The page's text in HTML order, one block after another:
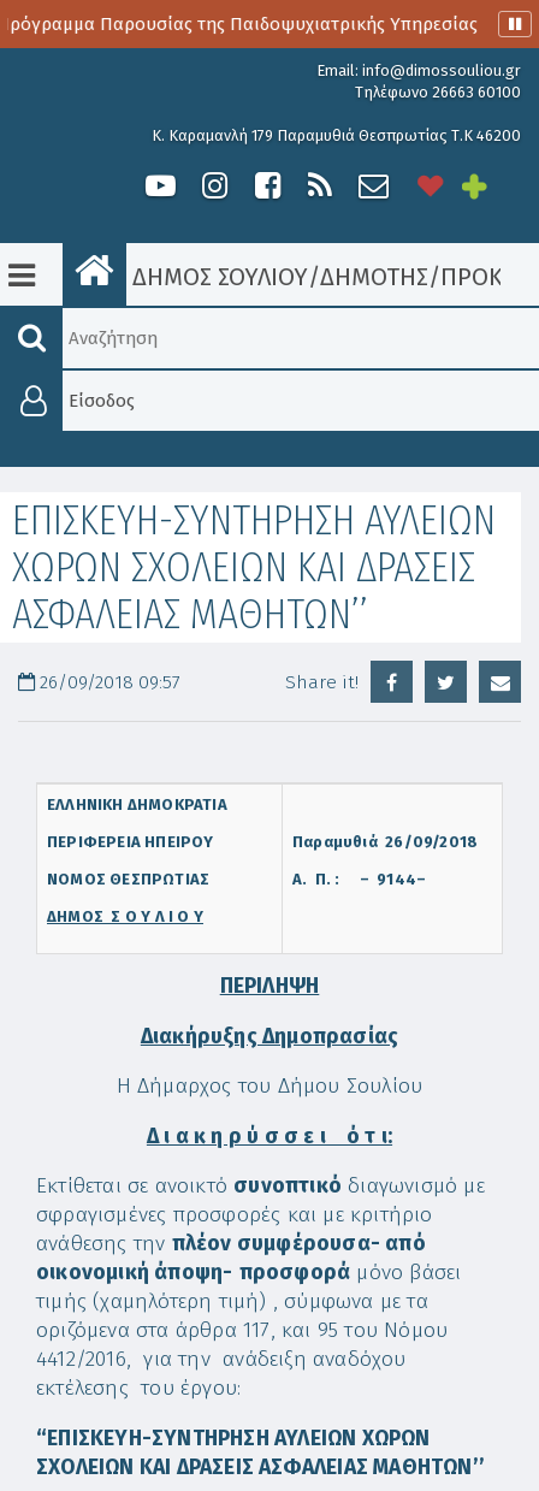
Παρουσίας της Παιδοψυχιατρικής Υπηρεσίας
Email: info@dimossouliou.gr
Τηλέφωνο 26663 60100
Κ. Καραμανλή 179 Παραμυθιά Θεσπρωτίας Τ.Κ 46200
ΔΗΜΟΣ ΣΟΥΛΙΟΥ/ΔΗΜΟΤΗΣ/
Είσοδος
ΕΠΙΣΚΕΥΗ-ΣΥΝΤΗΡΗΣΗ ΑΥΛΕΙΩΝ
ΧΩΡΩΝ ΣΧΟΛΕΙΩΝ ΚΑΙ ΔΡΑΣΕΙΣ
ΑΣΦΑΛΕΙΑΣ ΜΑΘΗΤΩΝ’’
26/09/2018 09:57 Share it!
ΕΛΛΗΝΙΚΗ ΔΗΜΟΚΡΑΤΙΑ
ΠΕΡΙΦΕΡΕΙΑ ΗΠΕΙΡΟΥ
ΝΟΜΟΣ ΘΕΣΠΡΩΤΙΑΣ
ΔΗΜΟΣ Σ Ο Υ Λ Ι Ο Υ
Παραμυθιά26/09/2018
Α. Π. : – 9144–
ΠΕΡΙΛΗΨΗ
Διακήρυξης Δημοπρασίας
Η Δήμαρχος του Δήμου Σουλίου
Δ ι α κ η ρ ύ σ σ ε ι ό τ ι:
Εκτίθεται σε ανοικτό συνοπτικό διαγωνισμό με
σφραγισμένες προσφορές και με κριτήριο
ανάθεσης την πλέον συμφέρουσα- από
οικονομική άποψη- προσφορά μόνο βάσει
τιμής (χαμηλότερη τιμή) , σύμφωνα με τα
οριζόμενα στα άρθρα 117, και 95 του Νόμου
4412/2016, για την ανάδειξη αναδόχου
εκτέλεσης του έργου:
“ΕΠΙΣΚΕΥΗ-ΣΥΝΤΗΡΗΣΗ ΑΥΛΕΙΩΝ ΧΩΡΩΝ
ΣΧΟΛΕΙΩΝ ΚΑΙ ΔΡΑΣΕΙΣ ΑΣΦΑΛΕΙΑΣ ΜΑΘΗΤΩΝ’’